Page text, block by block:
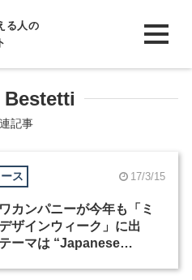
る人の
記事
ス 17/3/15
カンパニーが今年も「ミ
ザインウィーク」に出
ーマは “Japanese